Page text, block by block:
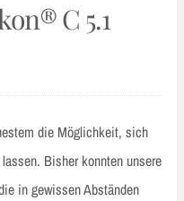
C 5.1
die Möglichkeit, sich
Bisher konnten unsere
in gewissen Abständen